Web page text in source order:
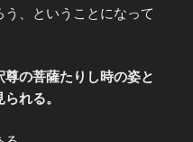
、ということになって
尊の菩薩たりし時の姿と
れる。